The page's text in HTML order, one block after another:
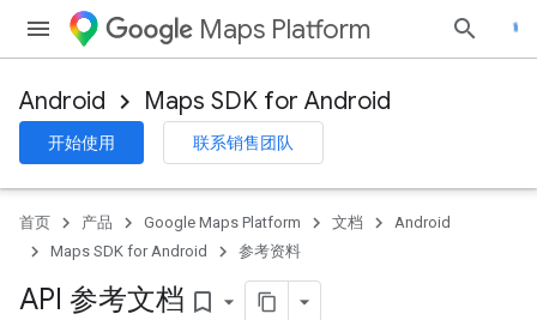
Maps Platform
Android Maps SDK for Android
开始使用 联系销售团队
首页 产品 Google Maps Platform 文档
Android
Maps SDK for Android
参考资料
API 参考文档 bookmark_border